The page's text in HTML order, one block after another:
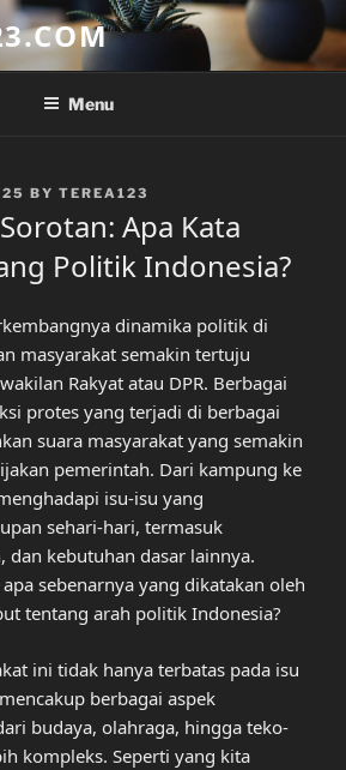
Menu
BY TEREA123
Apa Kata
Politik Indonesia?
dinamika politik di
masyarakat semakin tertuju
Rakyat atau DPR. Berbagai
protes yang terjadi di berbagai
suara masyarakat yang semakin
pemerintah. Dari kampung ke
isu-isu yang
sehari-hari, termasuk
dan kebutuhan dasar lainnya.
sebenarnya yang dikatakan oleh
tentang arah politik Indonesia?
ini tidak hanya terbatas pada isu
berbagai aspek
budaya, olahraga, hingga teko-
kompleks. Seperti yang kita